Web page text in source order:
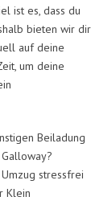
ist es, dass du
bieten wir dir
auf deine
um deine
Beiladung
stressfrei
Klein